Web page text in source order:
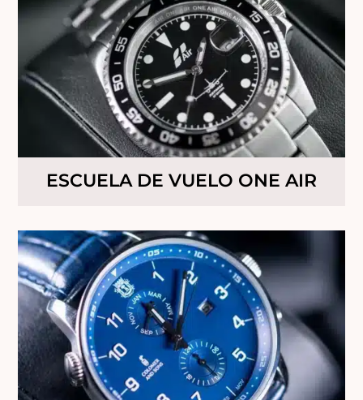
ESCUELA DE VUELO ONE AIR